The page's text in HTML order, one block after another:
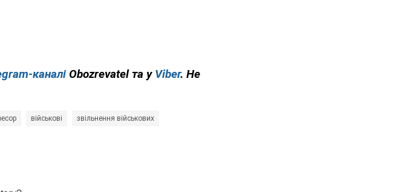
каналі Obozrevatel та у Viber. Не
військові звільнення військових